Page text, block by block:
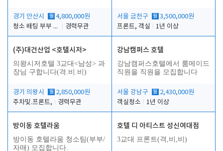
경기 안산시 월 4,800,000원
청소 배팅 부부 구합니다
경력무관
서울 금천구 월 3,500,000원
프론트, 객실
1년 이상
(주)대건산업 <호텔시저>
의왕시저호텔 3교대<남성> 과
장님 구합니다(격.비.비)
경기 의왕시 월 2,850,000원
주차및.프론트,
경력무관
강남캠퍼스 호텔
강남캠퍼스호텔에서 룸메이드
직원을 직원을 모집합니다
서울 강남구 월 2,430,000원
객실청소
1년 이상
방이동 호텔라움
방이동 호텔라움 청소팀(부부/
자매) 모집합니다.
호텔 디 아티스트 성신여대점
3교대 프론트(격,비,비)